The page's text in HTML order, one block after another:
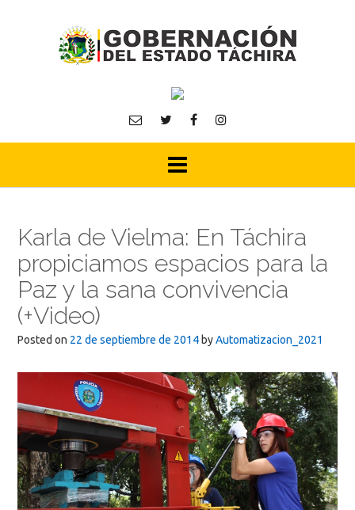
Karla de Vielma: En Táchira
propiciamos espacios para la
Paz y la sana convivencia
(+Video)
Posted on 22 de septiembre de 2014 byAutomatizacion_2021